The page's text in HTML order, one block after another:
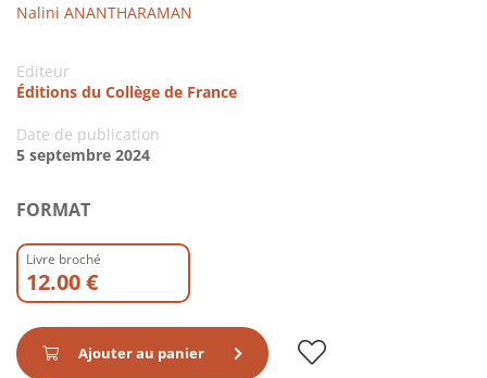
Nalini ANANTHARAMAN
Editeur
Éditions du Collège de France
Date de publication
5 septembre 2024
FORMAT
Livre broché
12.00 €
Ajouter au panier